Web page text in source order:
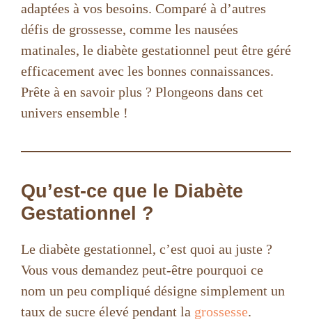
adaptées à vos besoins. Comparé à d’autres
défis de grossesse, comme les nausées
matinales, le diabète gestationnel peut être géré
efficacement avec les bonnes connaissances.
Prête à en savoir plus ? Plongeons dans cet
univers ensemble !
Qu’est-ce que le Diabète
Gestationnel ?
Le diabète gestationnel, c’est quoi au juste ?
Vous vous demandez peut-être pourquoi ce
nom un peu compliqué désigne simplement un
taux de sucre élevé pendant la grossesse.